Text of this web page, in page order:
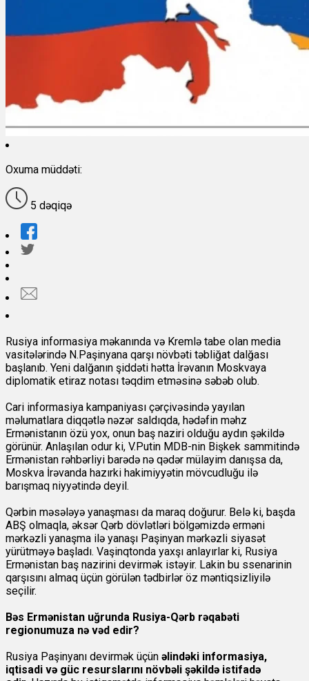
Oxuma müddəti:
5 dəqiqə
Rusiya informasiya məkanında və Kremlə tabe olan media
vasitələrində N.Paşinyana qarşı növbəti təbliğat dalğası
başlanıb. Yeni dalğanın şiddəti hətta İrəvanın Moskvaya
diplomatik etiraz notası təqdim etməsinə səbəb olub.
Cari informasiya kampaniyası çərçivəsində yayılan
məlumatlara diqqətlə nəzər saldıqda, hədəfin məhz
Ermənistanın özü yox, onun baş naziri olduğu aydın şəkildə
görünür. Anlaşılan odur ki, V.Putin MDB-nin Bişkek sammitində
Ermənistan rəhbərliyi barədə nə qədər mülayim danışsa da,
Moskva İrəvanda hazırki hakimiyyətin mövcudluğu ilə
barışmaq niyyətində deyil.
Qərbin məsələyə yanaşması da maraq doğurur. Belə ki, başda
ABŞ olmaqla, əksər Qərb dövlətləri bölgəmizdə erməni
mərkəzli yanaşma ilə yanaşı Paşinyan mərkəzli siyasət
yürütməyə başladı. Vaşinqtonda yaxşı anlayırlar ki, Rusiya
Ermənistan baş nazirini devirmək istəyir. Lakin bu ssenarinin
qarşısını almaq üçün görülən tədbirlər öz məntiqsizliyilə
seçilir.
Bəs Ermənistan uğrunda Rusiya-Qərb rəqabəti
regionumuza nə vəd edir?
Rusiya Paşinyanı devirmək üçün əlindəki informasiya,
iqtisadi və güc resurslarını növbəli şəkildə istifadə